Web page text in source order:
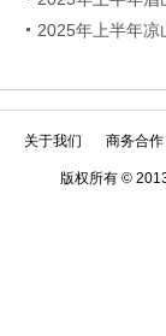
2025年上半年眉
2025年上半年凉
关于我们 商务合作
版权所有 ©